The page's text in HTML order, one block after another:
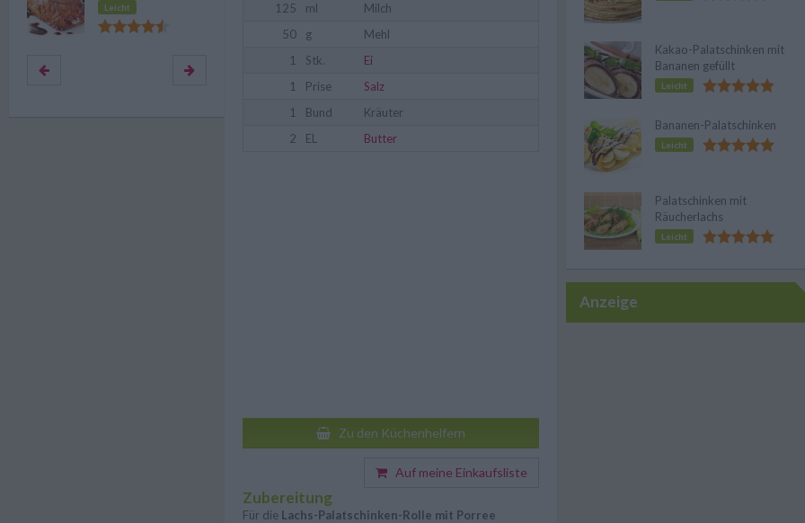
125 ml
Milch
50
g
Mehl
1
Stk.
Ei
1
Prise
Salz
1
Bund
Kräuter
2
EL Butter
Zu den Küchenhelfern
Auf meine Einkaufsliste
Zubereitung
Für die Lachs-Palatschinken-Rolle mit Porree
Leicht
Kakao-Palatschinken mit
Bananen gefüllt
Leicht
Bananen-Palatschinken
Leicht
Palatschinken mit
Räucherlachs
Leicht
Anzeige